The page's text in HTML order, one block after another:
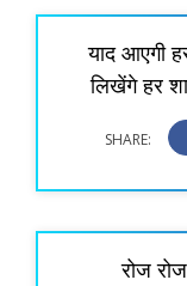
याद आएगी
लिखेंगे हर
SHARE:
रोज